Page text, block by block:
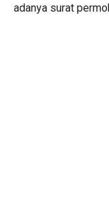
adanya surat